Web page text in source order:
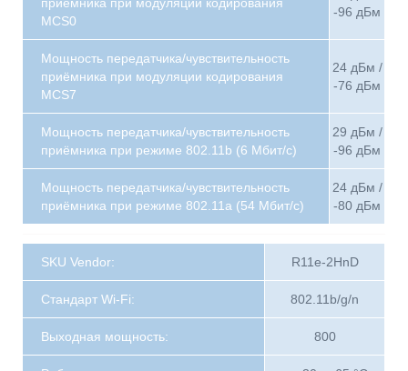
приёмника при модуляции кодирования
MCS0
-96 дБм
Мощность передатчика/чувствительность
приёмника при модуляции кодирования
MCS7
24 дБм /
-76 дБм
Мощность передатчика/чувствительность
приёмника при режиме 802.11b (6 Мбит/с)
29 дБм /
-96 дБм
Мощность передатчика/чувствительность
приёмника при режиме 802.11a (54 Мбит/с)
24 дБм /
-80 дБм
SKU Vendor: R11e-2HnD
Стандарт Wi-Fi: 802.11b/g/n
Выходная мощность: 800